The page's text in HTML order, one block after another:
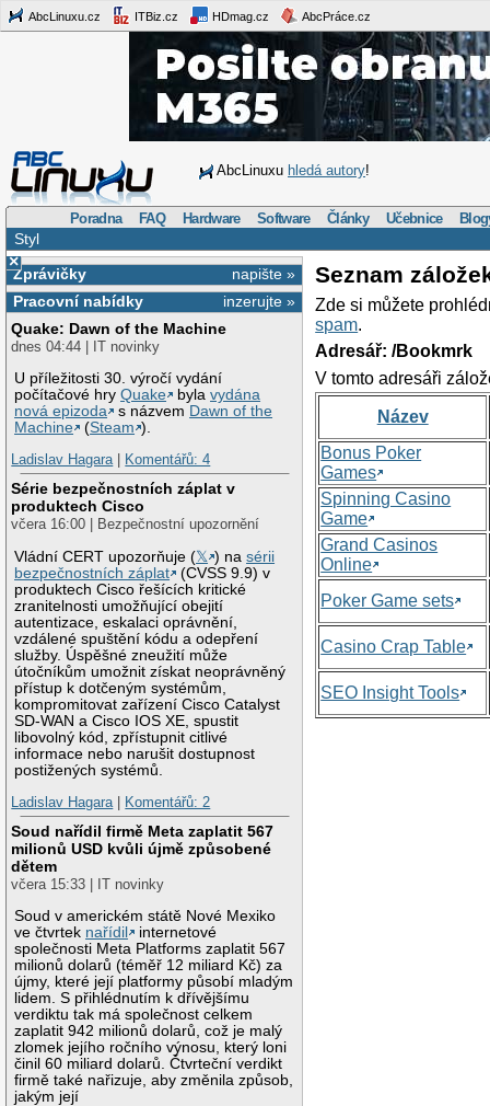
AbcLinuxu.cz ITBiz.cz HDmag.cz AbcPráce.cz
AbcLinuxu hledá autory!
Poradna FAQ Hardware Software Články Učebnice
Styl
×
napište »
Zprávičky
inzerujte »
Pracovní nabídky
Quake: Dawn of the Machine
dnes 04:44 | IT novinky
U příležitosti 30. výročí vydání
počítačové hryQuake bylavydána
nová epizoda
s názvem Dawn of the
Machine
(Steam ).
Ladislav Hagara| Komentářů: 4
Série bezpečnostních záplat v
produktech Cisco
včera 16:00 | Bezpečnostní upozornění
Vládní CERT upozorňuje (𝕏 ) nasérii
bezpečnostních záplat
(CVSS 9.9) v
produktech Cisco řešících kritické
zranitelnosti umožňující obejití
autentizace, eskalaci oprávnění,
vzdálené spuštění kódu a odepření
služby. Úspěšné zneužití může
útočníkům umožnit získat neoprávněný
přístup k dotčeným systémům,
kompromitovat zařízení Cisco Catalyst
SD-WAN a Cisco IOS XE, spustit
libovolný kód, zpřístupnit citlivé
informace nebo narušit dostupnost
postižených systémů.
Ladislav Hagara| Komentářů: 2
Soud nařídil firmě Meta zaplatit 567
milionů USD kvůli újmě způsobené
dětem
včera 15:33 | IT novinky
Soud v americkém státě Nové Mexiko
ve čtvrtek nařídil
internetové
společnosti Meta Platforms zaplatit 567
milionů dolarů (téměř 12 miliard Kč) za
újmy, které její platformy působí mladým
lidem. S přihlédnutím k dřívějšímu
verdiktu tak má společnost celkem
zaplatit 942 milionů dolarů, což je malý
zlomek jejího ročního výnosu, který loni
činil 60 miliard dolarů. Čtvrteční verdikt
firmě také nařizuje, aby změnila způsob,
jakým její
Seznam
Zde si můžete
spam.
Adresář: /Bookmrk
V tomto adresáři
Název
Bonus Poker
Games
Spinning Casino
Game
Grand Casinos
Online
Poker Game sets
Casino Crap Table
SEO Insight Tools